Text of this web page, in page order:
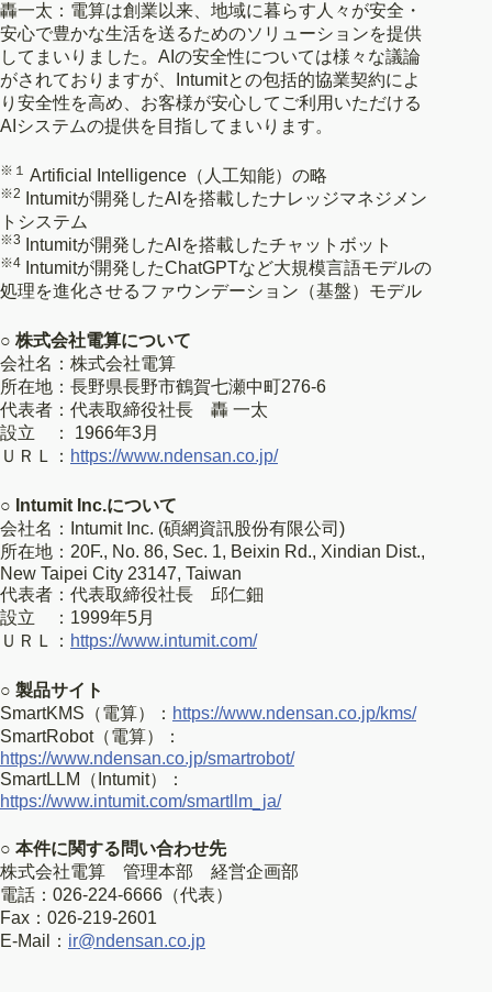
轟一太：電算は創業以来、地域に暮らす人々が安全・
安心で豊かな生活を送るためのソリューションを提供
してまいりました。AIの安全性については様々な議論
がされておりますが、Intumitとの包括的協業契約によ
り安全性を高め、お客様が安心してご利用いただける
AIシステムの提供を目指してまいります。
※１ Artificial Intelligence（人工知能）の略
※2
Intumitが開発したAIを搭載したナレッジマネジメン
トシステム
※3 Intumitが開発したAIを搭載したチャットボット
※4
Intumitが開発したChatGPTなど大規模言語モデルの
処理を進化させるファウンデーション（基盤）モデル
○ 株式会社電算について
会社名：株式会社電算
所在地：長野県長野市鶴賀七瀬中町276-6
代表者：代表取締役社長 轟 一太
設立 ： 1966年3月
ＵＲＬ： https://www.ndensan.co.jp/
○ Intumit Inc.について
会社名：Intumit Inc. (碩網資訊股份有限公司)
所在地：20F., No. 86, Sec. 1, Beixin Rd., Xindian Dist.,
New Taipei City 23147, Taiwan
代表者：代表取締役社長 邱仁鈿
設立 ：1999年5月
ＵＲＬ： https://www.intumit.com/
○ 製品サイト
SmartKMS（電算）： https://www.ndensan.co.jp/kms/
SmartRobot（電算）：
https://www.ndensan.co.jp/smartrobot/
SmartLLM（Intumit）：
https://www.intumit.com/smartllm_ja/
○ 本件に関する問い合わせ先
株式会社電算 管理本部 経営企画部
電話：026-224-6666（代表）
Fax：026-219-2601
E-Mail： ir@ndensan.co.jp